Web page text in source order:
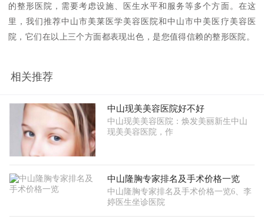
的整形医院，需要考虑设施、医生水平和服务等多个方面。在这
里，我们推荐中山市美莱医学美容医院和中山市中美医疗美容医
院，它们在以上三个方面都表现出色，是您值得信赖的整形医院。
相关推荐
中山现美美容医院好不好
中山现美美容医院：焕发美丽新生中山
现美美容医院，作
中山隆胸专家排名及手术价格一览
中山隆胸专家排名及手术价格一览6、李
婷医生坐诊医院